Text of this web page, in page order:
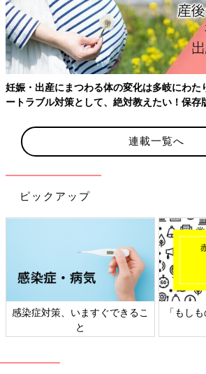
(1) 仰向けになり、足裏を壁につける。ひざ
(2) 両手を頭の後ろに添えて上半身を起こ
腹筋初心者の人はとくに、壁を使うこと
ームが崩れにくいため、正しく筋肉にアプ
す。まずは10回を目標に行い、慣れてきた
ましょう。くびれが欲しい人は、左右にひ
果的ですよ。
妊娠・出産にまつわる体の変化は多岐にわた
ートラブル対策として、絶対教えたい！保存
連載一覧へ
ピックアップ
感染症対策、いますぐできるこ
と
「もし